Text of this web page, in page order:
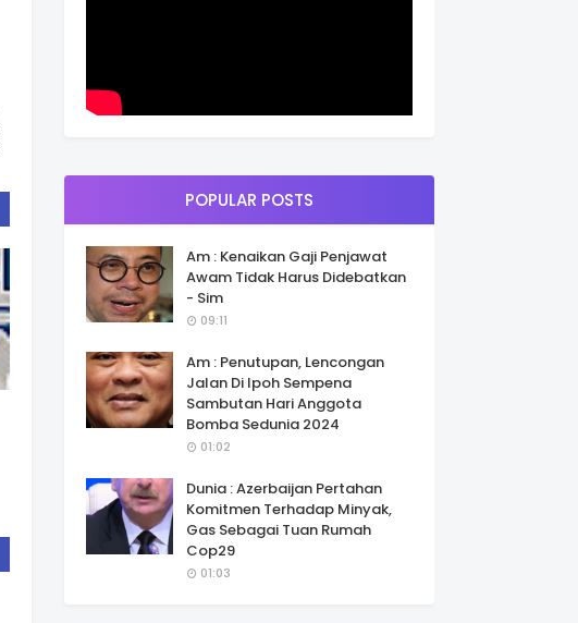
POPULAR POSTS
Am : Kenaikan Gaji Penjawat
Awam Tidak Harus Didebatkan
- Sim
09:11
Am : Penutupan, Lencongan
Jalan Di Ipoh Sempena
Sambutan Hari Anggota
Bomba Sedunia 2024
01:02
Dunia : Azerbaijan Pertahan
Komitmen Terhadap Minyak,
Gas Sebagai Tuan Rumah
Cop29
01:03